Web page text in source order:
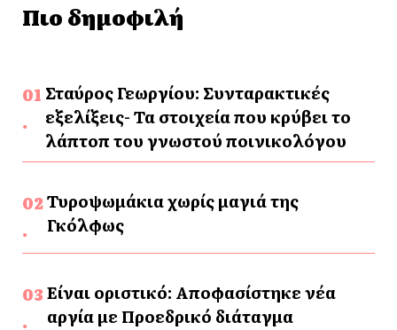
Πιο δημοφιλή
Σταύρος Γεωργίου: Συνταρακτικές
εξελίξεις- Τα στοιχεία που κρύβει το
λάπτοπ του γνωστού ποινικολόγου
Τυροψωμάκια χωρίς μαγιά της
Γκόλφως
Είναι οριστικό: Αποφασίστηκε νέα
αργία με Προεδρικό διάταγμα